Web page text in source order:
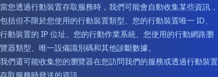
當您透過行動裝置存取服務時，我們可能會自動收集某些資訊，
包括但不限於您使用的行動裝置類型、您的行動裝置唯一 ID、
行動裝置的 IP 位址、您的行動作業系統、您使用的行動網路瀏
覽器類型、唯一設備識別碼和其他診斷數據。
我們還可能收集您的瀏覽器在您訪問我們的服務或透過行動裝置